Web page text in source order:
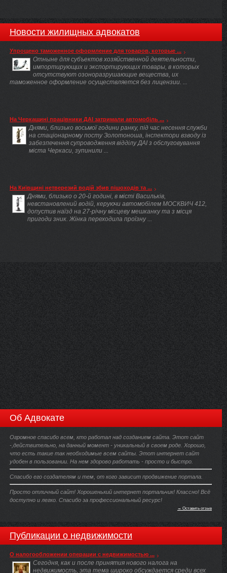
Новости жилищных адвокатов
Упрощено таможенное оформление для товаров, которые ...
Отныне для субъектов хозяйственной деятельности,
импортирующих и экспортирующих товары, в которых
отсутствуют озоноразрушающие вещества, их
таможенное оформление осуществляется без лицензии. ...
На Черкащині працівники ДАІ затримали автомобіль ...
Днями, близько восьмої години ранку, під час несення служби
на стаціонарному посту Золотоноша, інспектори взводу із
забезпечення супроводження відділу ДАІ з обслуговування
міста Черкаси, зупинили ...
На Київщині нетверезий водій збив пішоходів та ...
Днями, близько о 20-й годині, в місті Васильків,
невстановлений водій, керуючи автомобілем МОСКВИЧ 412,
допустив наїзд на 27-річну місцеву мешканку та з місця
пригоди зник. Жінка переходила проїзну ...
Об Адвокате
Огромное спасибо всем, кто работал над созданием сайта. Этот сайт
-,действительно, на данный момент - уникальный в своем роде. Хорошо,
что есть такие так необходимые всем сайты. Этот интернет сайт
удобен в пользовании. На нем здорово работать - просто и быстро.
Спасибо его создателям и тем, от кого зависит продвижение портала.
Просто отличный сайт! Хорошенький интернет портальчик! Классно! Всё
доступно и легко. Спасибо за профессиональный ресурс!
→ Оставить отзыв
Публикации о недвижимости
О налогообложении операции с недвижимостью ...
Сегодня, как и после принятия нового налога на
недвижимость, эта тема широко обсуждается среди всех